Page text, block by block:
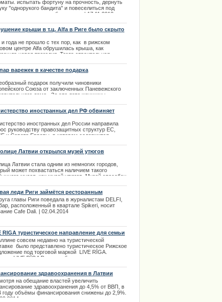
извинилось за нарушение
испытать фортуну на прочность, дернуть
"однорукого бандита" и повеселиться под
музыку любимых игр. | 17.11.2013
крыши в т.ц. Alfa в Риге было скрыто
года не прошло с тех пор, как в рижском
центре Alfa обрушилась крыша, как
новая трагедия. Тогда строительная
не хотела давать обширных комментариев
и как это произошло. Выяснить подробности
варежек в качестве подарка
подарок получили чиновники
Союза от заключенных Паневежского
дома. За это лето женщины,
100 пар варежек, которые в качестве подарка
вручены людям, которые участвовали в
иностранных дел РФ обвиняет
в дискриминации нацменьшинств
иностранных дел России направила
руководству правозащитных структур ЕС,
и Совета Европы, в котором содержится
к национальным меньшинствам.
Латвии открылся музей утюгов
Латвии стала одним из немногих городов,
может похвастаться наличием такого
музея, как музей утюгов. Музей способен
и необычных утюгов.
леди Риги займётся ресторанным
главы Риги поведала в журналистам DELFI,
расположенный в квартале Spikeri, носит
Cafe Dali. | 02.04.2014
RĪGA туристическое направление для семьи
совсем недавно на туристической
было представлено туристическое Рижское
под торговой маркой LIVE RĪGA.
LIVE RĪGA Рижским бюро по развитию
здравоохранения в Латвии
на обещание властей увеличить
здравоохранения до 4,5% от ВВП, в
году объёмы финансирования снижены до 2,9%.